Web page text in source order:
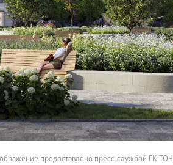
предоставлено пресс-службой ГК